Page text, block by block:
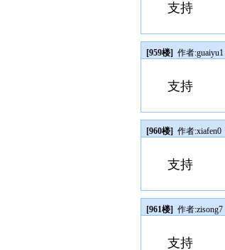
支持
[959楼] 作者:guaiyu1
支持
[960楼] 作者:xiafen0
支持
[961楼] 作者:zisong7
支持